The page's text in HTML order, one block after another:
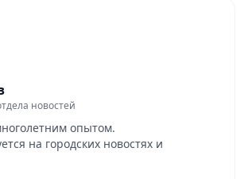
новостей
опытом.
на городских новостях и